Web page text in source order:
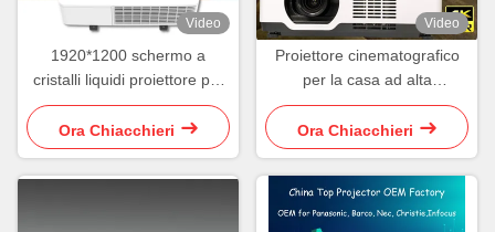
Video
1920*1200 schermo a
cristalli liquidi proiettore per
cinema domestico per sala
audiovisiva
Ora Chiacchieri
Video
Proiettore cinematografico
per la casa ad alta
luminosità 4K 6500 Lumen
con HDR10
Ora Chiacchieri